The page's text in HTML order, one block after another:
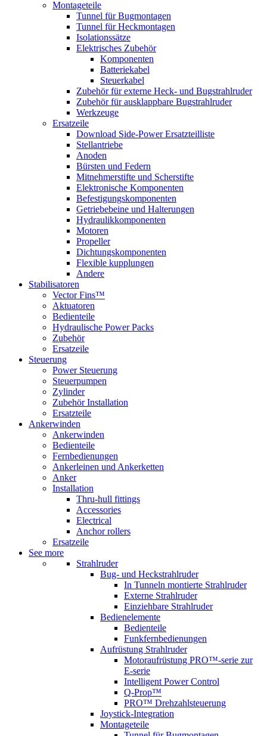
Montageteile
Tunnel für Bugmontagen
Tunnel für Heckmontagen
Isolationssätze
Elektrisches Zubehör
Komponenten
Batteriekabel
Steuerkabel
Zubehör für externe Heck- und Bugstrahlruder
Zubehör für ausklappbare Bugstrahlruder
Werkzeuge
Ersatzeile
Download Side-Power Ersatzteilliste
Stellantriebe
Anoden
Bürsten und Federn
Mitnehmerstifte und Scherstifte
Elektronische Komponenten
Befestigungskomponenten
Getriebebeine und Halterungen
Hydraulikkomponenten
Motoren
Propeller
Dichtungskomponenten
Flexible kupplungen
Andere
Stabilisatoren
Vector Fins™
Aktuatoren
Bedienteile
Hydraulische Power Packs
Zubehör
Ersatzeile
Steuerung
Power Steuerung
Steuerpumpen
Zylinder
Zubehör Installation
Ersatzteile
Ankerwinden
Ankerwinden
Bedienteile
Fernbedienungen
Ankerleinen und Ankerketten
Anker
Installation
Thru-hull fittings
Accessories
Electrical
Anchor rollers
Ersatzeile
See more
Strahlruder
Bug- und Heckstrahlruder
In Tunneln montierte Strahlruder
Externe Strahlruder
Einziehbare Strahlruder
Bedienelemente
Bedienteile
Funkfernbedienungen
Aufrüstung Strahlruder
Motoraufrüstung PRO™-serie zur
E-serie
Intelligent Power Control
Q-Prop™
PRO™ Drehzahlsteuerung
Joystick-Integration
Montageteile